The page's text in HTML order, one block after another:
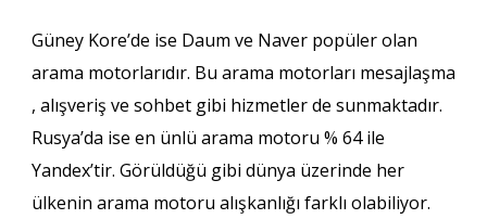
Güney Kore’de ise Daum ve Naver popüler olan
arama motorlarıdır. Bu arama motorları mesajlaşma
, alışveriş ve sohbet gibi hizmetler de sunmaktadır.
Rusya’da ise en ünlü arama motoru % 64 ile
Yandex’tir. Görüldüğü gibi dünya üzerinde her
ülkenin arama motoru alışkanlığı farklı olabiliyor.